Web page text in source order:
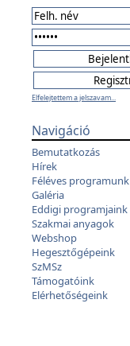
Elfelejtettem a jelszavam...
Navigáció
Bemutatkozás
Hírek
Féléves programunk
Galéria
Eddigi programjaink
Szakmai anyagok
Webshop
Hegesztőgépeink
SzMSz
Támogatóink
Elérhetőségeink